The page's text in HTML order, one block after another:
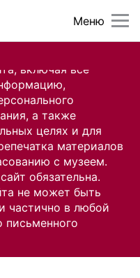
включая все
а также
целях и для
материалов
с музеем.
обязательна.
не может быть
частично в любой
письменного
Меню